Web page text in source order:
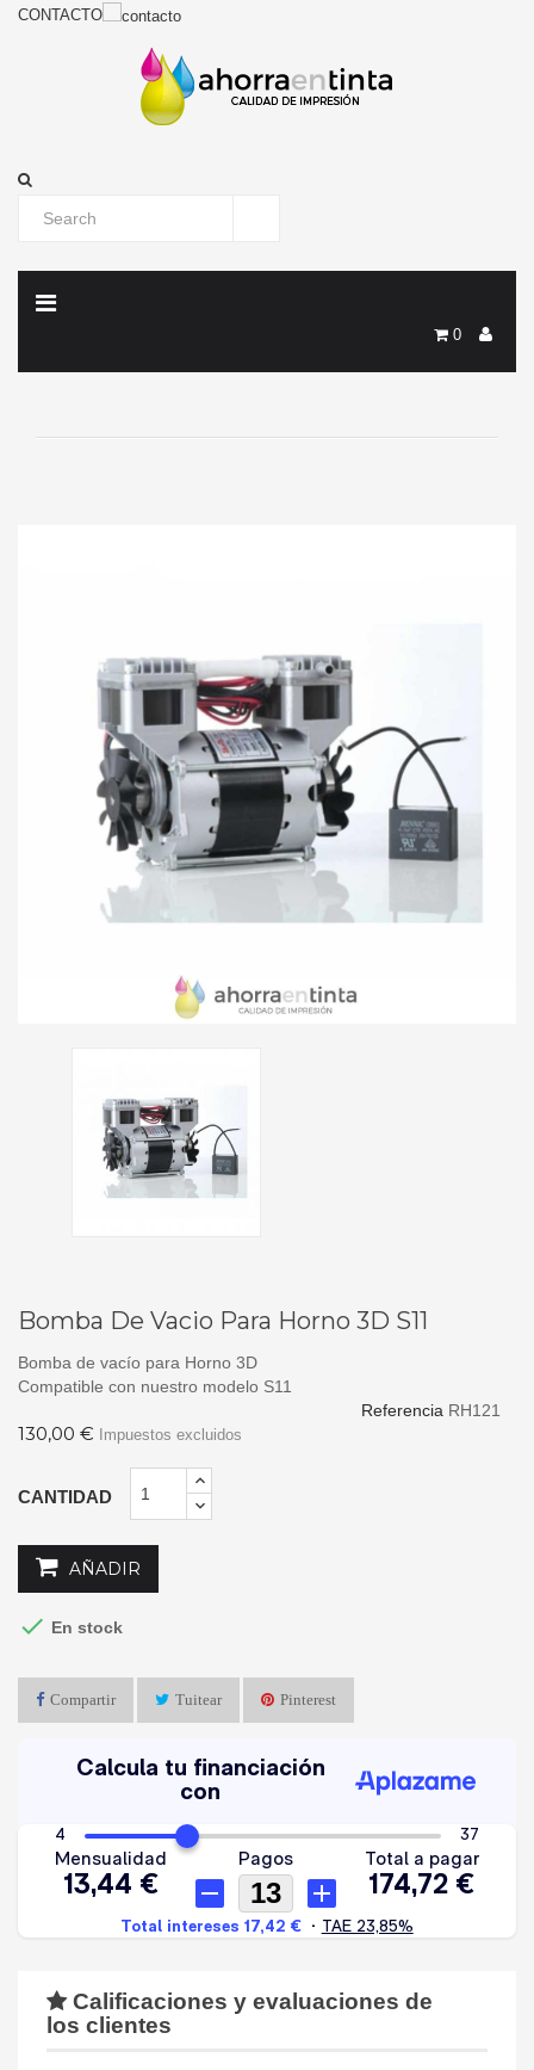
CONTACTO
0
Bomba De Vacio Para Horno 3D S11
Bomba de vacío para Horno 3D
Compatible con nuestro modelo S11
Referencia RH121
130,00 € Impuestos excluidos
CANTIDAD
AÑADIR
 En stock
Compartir Tuitear Pinterest
Calificaciones y evaluaciones de
los clientes